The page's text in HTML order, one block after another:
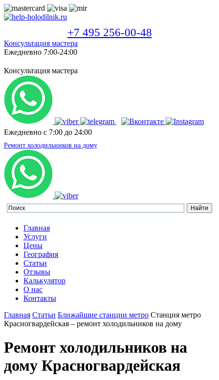
+7 495 256-00-48
Консультация мастера
Ежедневно 7:00-24:00
Консультация мастера
Ежедневно с 7:00 до 24:00
Ремонт холодильников на дому
Главная
Услуги
Цены
География
Статьи
Отзывы
Калькулятор
О нас
Контакты
Главная Статьи Ближайшие станции метро Станция метро
Красногвардейская – ремонт холодильников на дому
Ремонт холодильников на
дому Красногвардейская